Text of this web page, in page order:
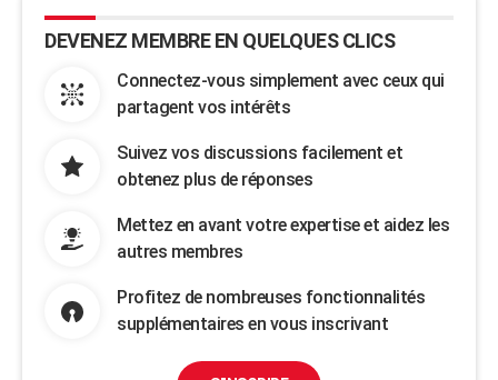
DEVENEZ MEMBRE EN QUELQUES CLICS
Connectez-vous simplement avec ceux qui
partagent vos intérêts
Suivez vos discussions facilement et
obtenez plus de réponses
Mettez en avant votre expertise et aidez les
autres membres
Profitez de nombreuses fonctionnalités
supplémentaires en vous inscrivant